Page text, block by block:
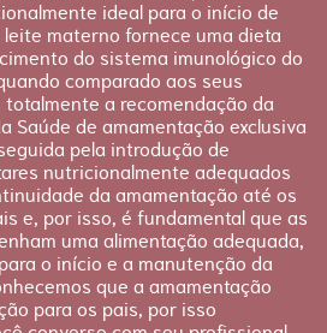
ideal para o início de
materno fornece uma dieta
do sistema imunológico do
comparado aos seus
a recomendação da
Saúde de amamentação exclusiva
pela introdução de
nutricionalmente adequados
da amamentação até os
e, por isso, é fundamental que as
uma alimentação adequada,
o início e a manutenção da
que a amamentação
para os pais, por isso